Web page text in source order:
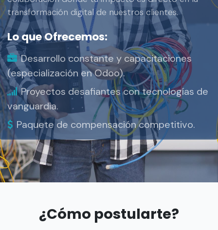
transformación digital de nuestros clientes.
Lo que Ofrecemos:
Desarrollo constante y capacitaciones
(especialización en Odoo).
Proyectos desafiantes con tecnologías de
vanguardia.
Paquete de compensación competitivo.
¿Cómo postularte?